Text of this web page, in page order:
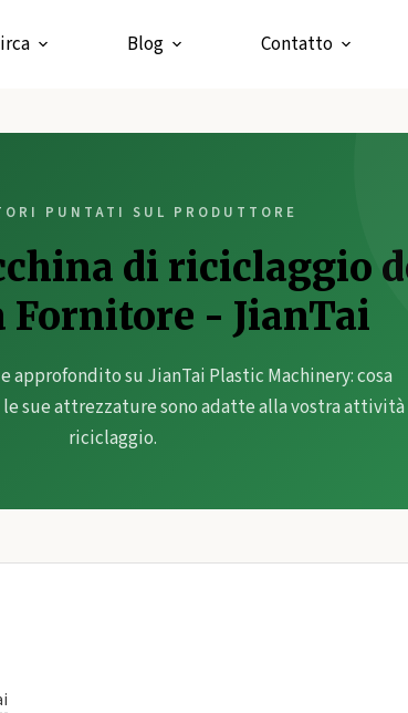
Blog Contatto
PUNTATI SUL PRODUTTORE
di riciclaggio
Fornitore - JianTai
approfondito su JianTai Plastic Machinery: cosa
le sue attrezzature sono adatte alla vostra attività
riciclaggio.